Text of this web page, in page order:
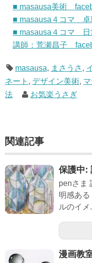
■ masausa美術
■ masausa４コマ 卓
■ masausa４コマ 日
講師：荒瀬昌子
masausa, まさうさ ,
ネート , デザイン美術,
法
お気楽うさぎ
関連記事
保護中:
penさま
明感あ
ルのイメ
漫画教